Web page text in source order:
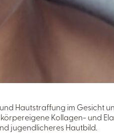
Hautstraffung im Gesicht
Kollagen- und
jugendlicheres Hautbild.